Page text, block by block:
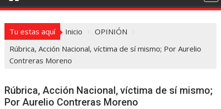
Tu estas aquí Inicio
OPINIÓN
Rúbrica, Acción Nacional, víctima de sí mismo; Por Aurelio
Contreras Moreno
Rúbrica, Acción Nacional, víctima de sí mismo;
Por Aurelio Contreras Moreno